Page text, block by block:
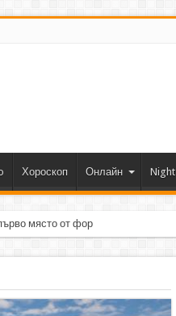
Хороскоп Онлайн Night
място от форум по роботика